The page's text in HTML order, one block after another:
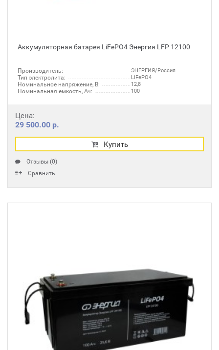
Аккумуляторная батарея LiFePO4 Энергия LFP 12100
Производитель: ЭНЕРГИЯ/Россия
Тип электролита: LiFePO4
Номинальное напряжение, В: 12,8
Номинальная емкость, Ач: 100
Цена:
29 500.00 р.
Купить
Отзывы (0)
Сравнить